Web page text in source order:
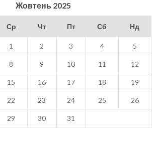
Жовтень 2025
Ср Чт Пт Сб Нд
1 2 3 4 5
8 9 10 11 12
15 16 17 18 19
22 23 24 25 26
29 30
31